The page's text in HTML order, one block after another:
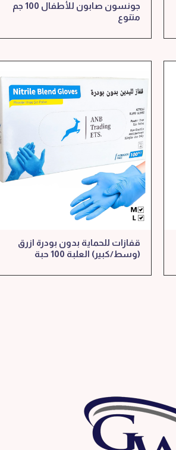
جونسون صابون للأطفال 100 جم
متنوع
قفازات للحماية بدون بودرة ازرق
(وسط/كبير) العلبة 100 حبة